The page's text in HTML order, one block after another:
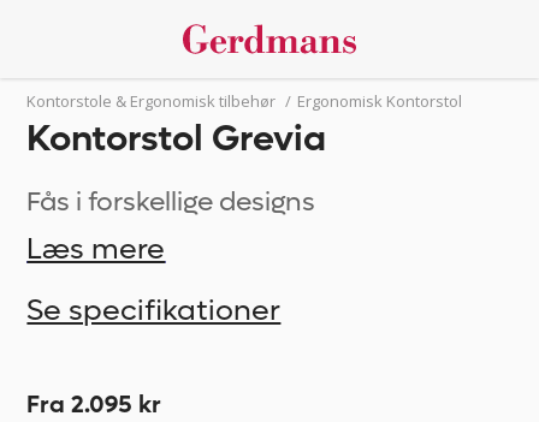
Kontorstole & Ergonomisk tilbehør / Ergonomisk Kontorstol
Kontorstol Grevia
Fås i forskellige designs
Læs mere
Se specifikationer
Fra 2.095 kr